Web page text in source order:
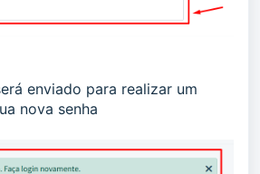
enviado para realizar um
nova senha